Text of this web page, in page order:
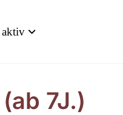
aktiv
7J.)